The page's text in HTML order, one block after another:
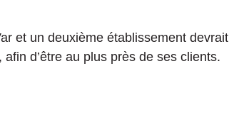
et un deuxième établissement devrait
d’être au plus près de ses clients.